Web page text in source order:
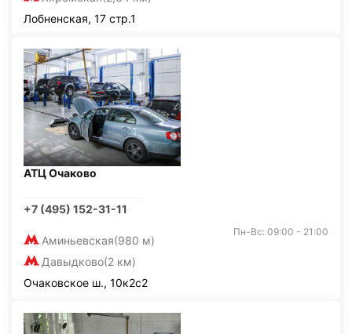
Лобненская, 17 стр.1
АТЦ Очаково
+7 (495) 152-31-11
Аминьевская(980 м)
Давыдково(2 км)
Пн-Вс: 09:00 - 21:00
Очаковское ш., 10к2с2